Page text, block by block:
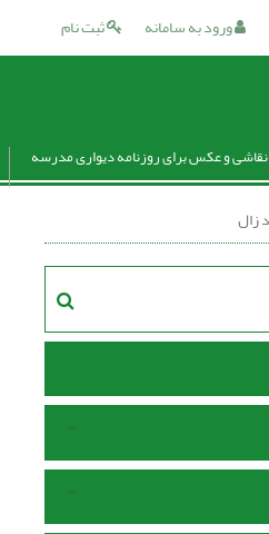
ثبت نام ورود به سامانه
نقاشی و عکس برای روزنامه دیواری مدرسه
زال